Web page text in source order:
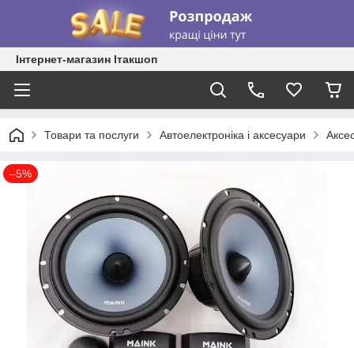
Інтернет-магазин Ітакшоп
Товари та послуги Автоелектроніка і аксесуари
–5%